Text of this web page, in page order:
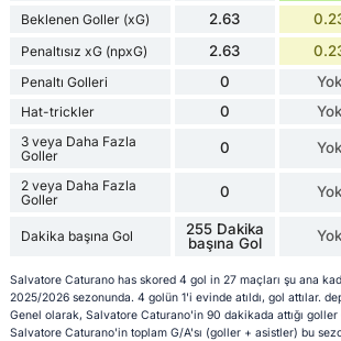
Beklenen Goller (xG) 2.63
Penaltısız xG (npxG) 2.63
Penaltı Golleri 0 Yok
Hat-trickler 0 Yok
3 veya Daha Fazla
Goller
0 Yok
2 veya Daha Fazla
Goller
0 Yok
Dakika başına Gol
255 Dakika
başına Gol
Yok
Salvatore Caturano has skored 4 gol in 27 maçları şu ana
2025/2026 sezonunda. 4 golün 1'i evinde atıldı, gol attılar.
Genel olarak, Salvatore Caturano'in 90 dakikada attığı goller
Salvatore Caturano'in toplam G/A'sı (goller + asistler) bu